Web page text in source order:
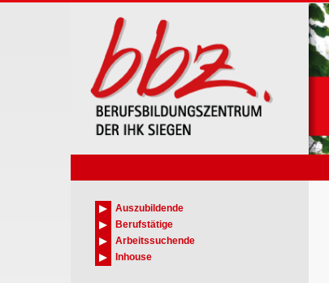
Auszubildende
Berufstätige
Arbeitssuchende
Inhouse